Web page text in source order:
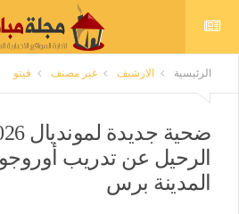
الرئيسية الارشيف غير مصنف فيتو
الرحيل عن تدريب
المدينة برس